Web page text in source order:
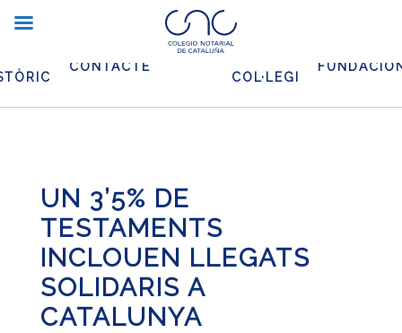
CONTACTE
COL·LEGI
UN 3’5% DE
TESTAMENTS
INCLOUEN LLEGATS
SOLIDARIS A
CATALUNYA